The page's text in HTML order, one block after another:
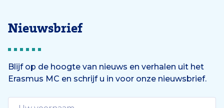
i
e
Nieuwsbrief
Blijf op de hoogte van nieuws en verhalen uit het
Erasmus MC en schrijf u in voor onze nieuwsbrief.